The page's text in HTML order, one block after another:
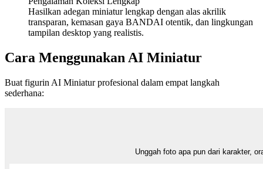
Unggah foto apa pun dari karakter,